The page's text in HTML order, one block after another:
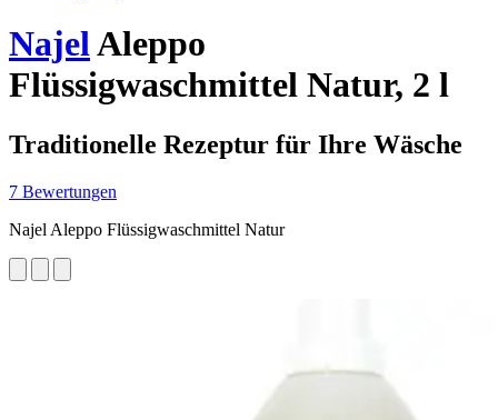
NajelAleppo
Flüssigwaschmittel Natur, 2 l
Traditionelle Rezeptur für Ihre Wäsche
7 Bewertungen
Najel Aleppo Flüssigwaschmittel Natur